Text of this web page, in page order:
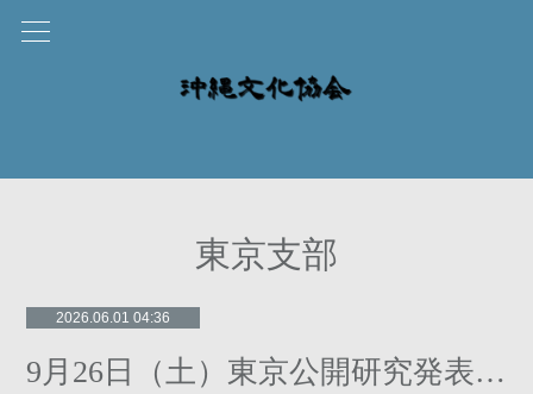
東京支部
2026.06.01 04:36
9月26日（土）東京公開研究発表会についてのお知らせ